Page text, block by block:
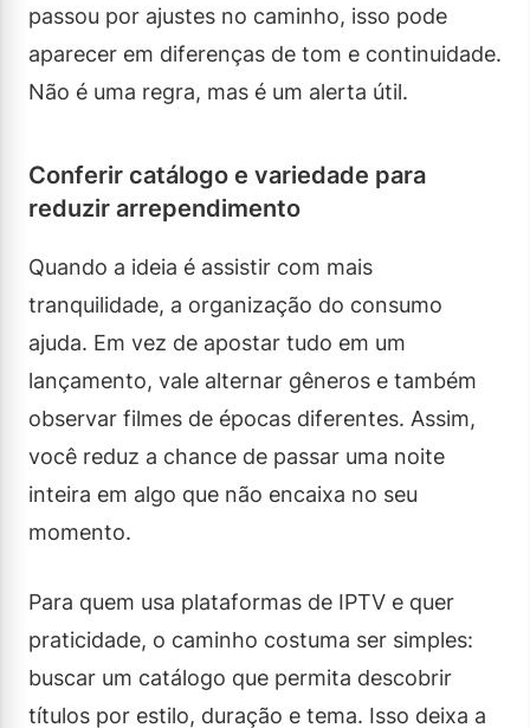
passou por ajustes no caminho, isso pode
aparecer em diferenças de tom e continuidade.
Não é uma regra, mas é um alerta útil.
Conferir catálogo e variedade para
reduzir arrependimento
Quando a ideia é assistir com mais
tranquilidade, a organização do consumo
ajuda. Em vez de apostar tudo em um
lançamento, vale alternar gêneros e também
observar filmes de épocas diferentes. Assim,
você reduz a chance de passar uma noite
inteira em algo que não encaixa no seu
momento.
Para quem usa plataformas de IPTV e quer
praticidade, o caminho costuma ser simples:
buscar um catálogo que permita descobrir
títulos por estilo, duração e tema. Isso deixa a